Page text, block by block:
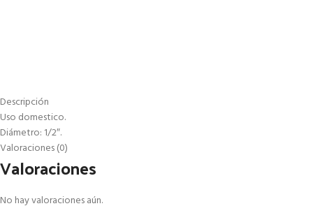
Descripción
Uso domestico.
Diámetro: 1/2″.
Valoraciones (0)
Valoraciones
No hay valoraciones aún.